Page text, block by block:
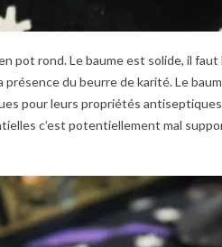
pot rond. Le baume est solide, il
du beurre de karité. Le
pour leurs propriétés
c’est potentiellement mal